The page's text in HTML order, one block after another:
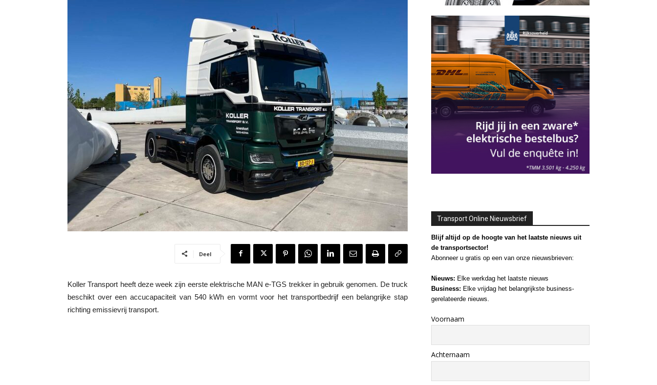
Deel
Koller Transport heeft deze week zijn eerste elektrische MAN e-TGS trekker in gebruik genomen. De truck
beschikt over een accucapaciteit van 540 kWh en vormt voor het transportbedrijf een belangrijke stap
richting emissievrij transport.
Transport Online Nieuwsbrief
Blijf altijd op de hoogte van het laatste nieuws uit
de transportsector!
Abonneer u gratis op een van onze nieuwsbrieven:
Nieuws: Elke werkdag het laatste nieuws
Business: Elke vrijdag het belangrijkste business-
gerelateerde nieuws.
Voornaam
Achternaam